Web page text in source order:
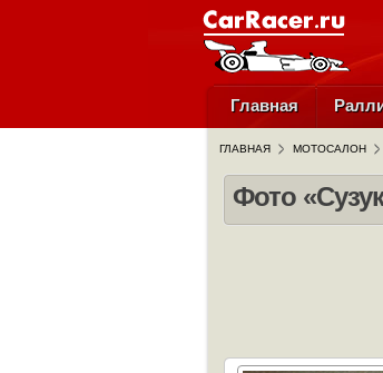
Главная
ГЛАВНАЯ МОТОСАЛОН
Фото